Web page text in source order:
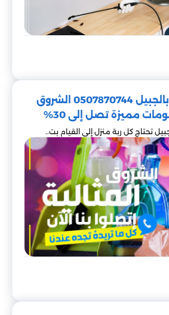
شركة تنظيف بالجبيل 0507870744 الشروق
مميزة تصل إلى 30%
تحتاج كل ربة منزل إلى القيام بت..